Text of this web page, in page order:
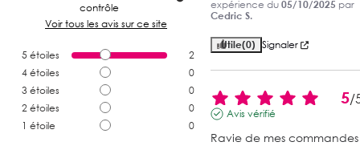
contrôle
Voir tous les avis sur ce site
5 étoiles
2
4 étoiles
0
3 étoiles
0
2 étoiles
0
1 étoile 0
expérience du 05/10/2025 par
Cedric S.
Utile(0) Signaler
5/
Avis vérifié
Ravie de mes commandes